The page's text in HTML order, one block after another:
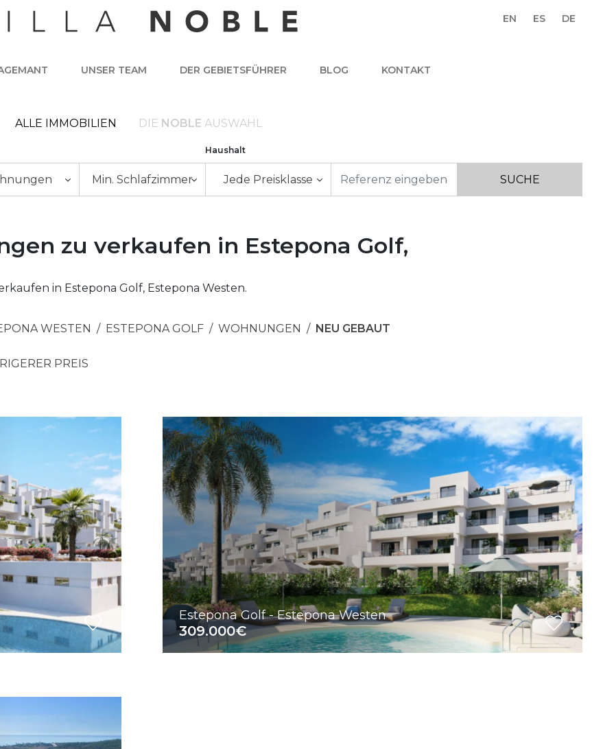
UNSER TEAM DER GEBIETSFÜHRER BLOG KONTAKT
EN ES DE
ALLE IMMOBILIEN DIE NOBLE AUSWAHL
Min. Schlafzimmer
Haushalt
Jede Preisklasse
zu verkaufen in Estepona Golf,
in Estepona Golf, Estepona Westen.
WESTEN ESTEPONA GOLF WOHNUNGEN NEU GEBAUT
PREIS
Estepona Golf - Estepona Westen
309.000€